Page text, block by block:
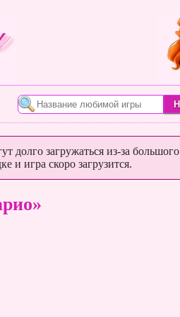
долго загружаться из-за большого
и игра скоро загрузится.